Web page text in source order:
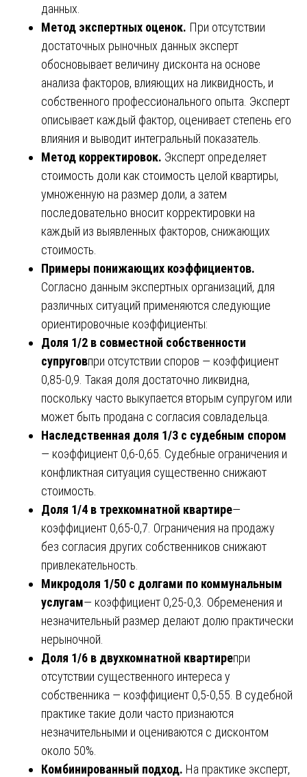
данных.
Метод экспертных оценок. При отсутствии
достаточных рыночных данных эксперт
обосновывает величину дисконта на основе
анализа факторов, влияющих на ликвидность, и
собственного профессионального опыта. Эксперт
описывает каждый фактор, оценивает степень его
влияния и выводит интегральный показатель.
Метод корректировок. Эксперт определяет
стоимость доли как стоимость целой квартиры,
умноженную на размер доли, а затем
последовательно вносит корректировки на
каждый из выявленных факторов, снижающих
стоимость.
Примеры понижающих коэффициентов.
Согласно данным экспертных организаций, для
различных ситуаций применяются следующие
ориентировочные коэффициенты:
Доля 1/2 в совместной собственности
супруговпри отсутствии споров — коэффициент
0,85-0,9. Такая доля достаточно ликвидна,
поскольку часто выкупается вторым супругом или
может быть продана с согласия совладельца.
Наследственная доля 1/3 с судебным спором
— коэффициент 0,6-0,65. Судебные ограничения и
конфликтная ситуация существенно снижают
стоимость.
Доля 1/4 в трехкомнатной квартире—
коэффициент 0,65-0,7. Ограничения на продажу
без согласия других собственников снижают
привлекательность.
Микродоля 1/50 с долгами по коммунальным
услугам— коэффициент 0,25-0,3. Обременения и
незначительный размер делают долю практически
нерыночной.
Доля 1/6 в двухкомнатной квартирепри
отсутствии существенного интереса у
собственника — коэффициент 0,5-0,55. В судебной
практике такие доли часто признаются
незначительными и оцениваются с дисконтом
около 50%.
Комбинированный подход. На практике эксперт,